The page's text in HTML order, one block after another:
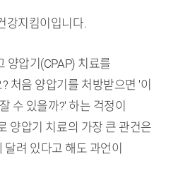
강지킴이입니다.
양압기(CPAP) 치료를
처음 양압기를 처방받으면 '이
수 있을까?' 하는 걱정이
양압기 치료의 가장 큰 관건은
려 있다고 해도 과언이